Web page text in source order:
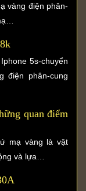
vàng điện phân-
5s-chuyển
điện phân-cung
quan điểm
mạ vàng là vật
và lựa…